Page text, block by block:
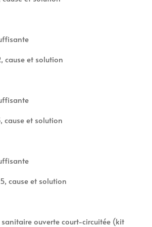
cause et solution
cause et solution
cause et solution
sanitaire ouverte court-circuitée (kit